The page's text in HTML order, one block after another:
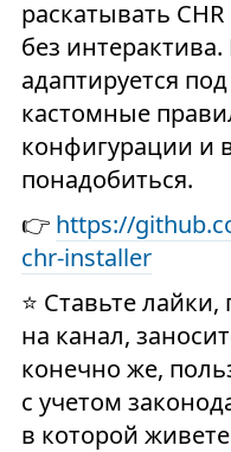
раскатывать
без
адаптируется
кастомные
конфигурации и
понадобиться.
👉 https://
chr-installer
⭐️ Ставьте
на канал,
конечно же,
с учетом
в которой